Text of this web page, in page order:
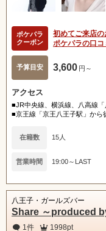
ポケパラ
クーポン
初めてご来店の
ポケパラの口
予算目安 3,600 円～
アクセス
■JR中央線、横浜線、八高線
■京王線「京王八王子駅」から
在籍数 15人
営業時間 19:00～LAST
八王子・ガールズバー
Share ～produced
1件 1998pt